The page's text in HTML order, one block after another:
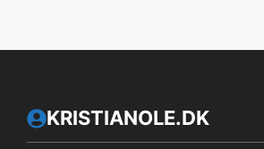
KRISTIANOLE.DK